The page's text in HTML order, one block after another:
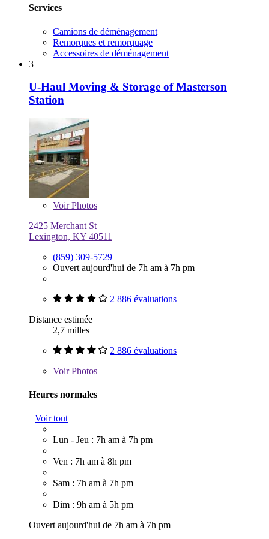
Services
Camions de déménagement
Remorques et remorquage
Accessoires de déménagement
3
U-Haul Moving & Storage of Masterson
Station
VoirPhotos
2425 Merchant St
Lexington, KY 40511
(859) 309-5729
Ouvert aujourd'hui de 7h am à 7h pm
2 886 évaluations
Distance estimée
2,7 milles
2 886 évaluations
VoirPhotos
Heures normales
Voir tout
Lun - Jeu : 7h am à 7h pm
Ven : 7h am à 8h pm
Sam : 7h am à 7h pm
Dim : 9h am à 5h pm
Ouvert aujourd'hui de 7h am à 7h pm